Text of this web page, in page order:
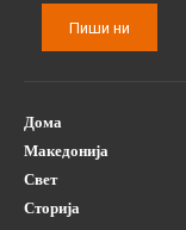
Пиши ни
Дома
Македонија
Свет
Сторија